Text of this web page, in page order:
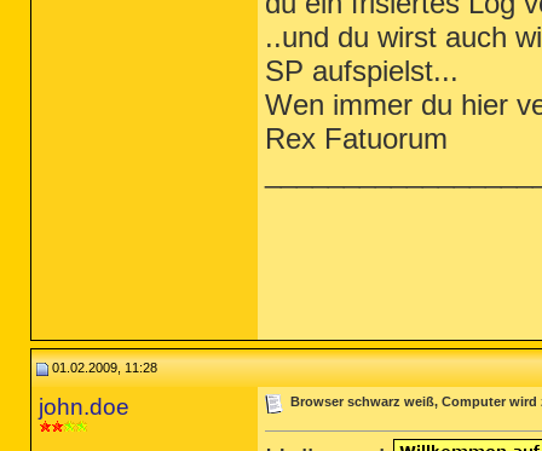
..und du wirst auch
SP aufspielst...
Wen immer du hier
Rex Fatuorum
01.02.2009, 11:28
john.doe Browser schwarz weiß, Computer wird